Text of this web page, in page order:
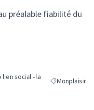
préalable fiabilité du
de la catégorie : La solidarité
lien social - la
Filtrer les
Monplaisir